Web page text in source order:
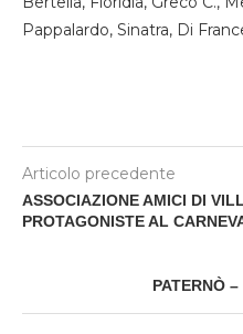
Pappalardo, Sinatra, Di
Articolo precedente
ASSOCIAZIONE AMICI DI
PROTAGONISTE AL
PATERNÒ